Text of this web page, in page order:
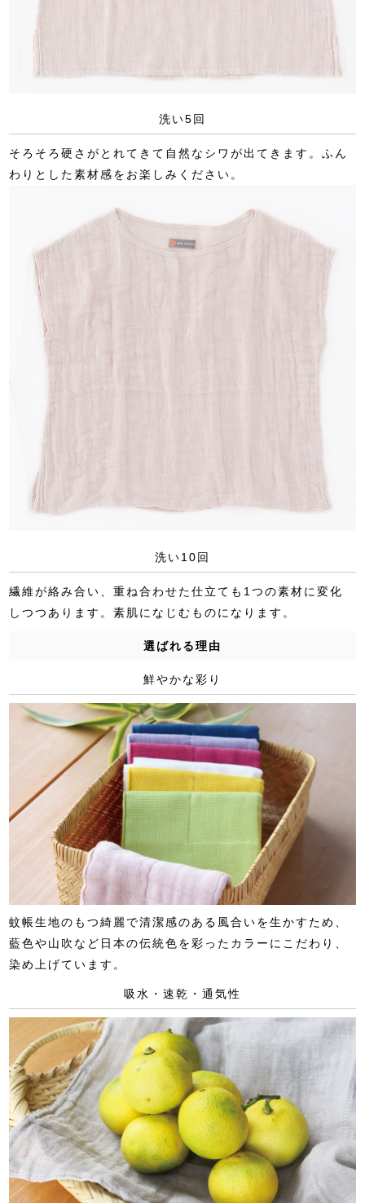
洗い5回
そろそろ硬さがとれてきて自然なシワが出てきます。ふん
わりとした素材感をお楽しみください。
洗い10回
繊維が絡み合い、重ね合わせた仕立ても1つの素材に変化
しつつあります。素肌になじむものになります。
選ばれる理由
鮮やかな彩り
蚊帳生地のもつ綺麗で清潔感のある風合いを生かすため、
藍色や山吹など日本の伝統色を彩ったカラーにこだわり、
染め上げています。
吸水・速乾・通気性